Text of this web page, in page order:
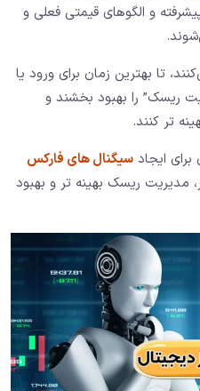
و الگوهای قیمتی فعلی و
تا بهترین زمان برای ورود یا
ریسک” را بهبود بخشند و
تر کنند.
ایجاد سیگنال‌ های فارکس
مدیریت ریسک بهینه‌ تر و بهبود